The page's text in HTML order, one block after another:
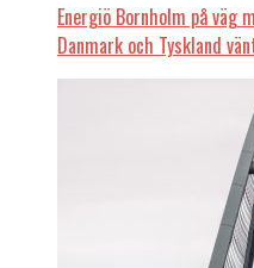
Energiö Bornholm på
Danmark och Tyskland